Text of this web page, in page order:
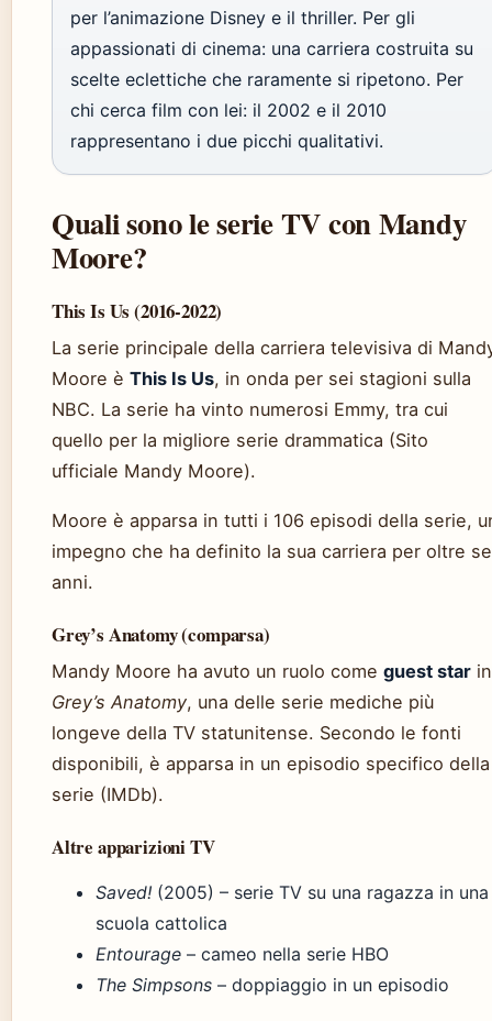
per l’animazione Disney e il thriller. Per gli
appassionati di cinema: una carriera costruita su
scelte eclettiche che raramente si ripetono. Per
chi cerca film con lei: il 2002 e il 2010
rappresentano i due picchi qualitativi.
Quali sono le serie TV con Mandy
Moore?
This Is Us (2016-2022)
La serie principale della carriera televisiva di
Moore è This Is Us, in onda per sei stagioni sulla
NBC. La serie ha vinto numerosi Emmy, tra cui
quello per la migliore serie drammatica (Sito
ufficiale Mandy Moore).
Moore è apparsa in tutti i 106 episodi della serie,
impegno che ha definito la sua carriera per oltre
anni.
Grey’s Anatomy (comparsa)
Mandy Moore ha avuto un ruolo come guest star in
Grey’s Anatomy, una delle serie mediche più
longeve della TV statunitense. Secondo le fonti
disponibili, è apparsa in un episodio specifico della
serie (IMDb).
Altre apparizioni TV
Saved! (2005) – serie TV su una ragazza in una
scuola cattolica
Entourage – cameo nella serie HBO
The Simpsons – doppiaggio in un episodio